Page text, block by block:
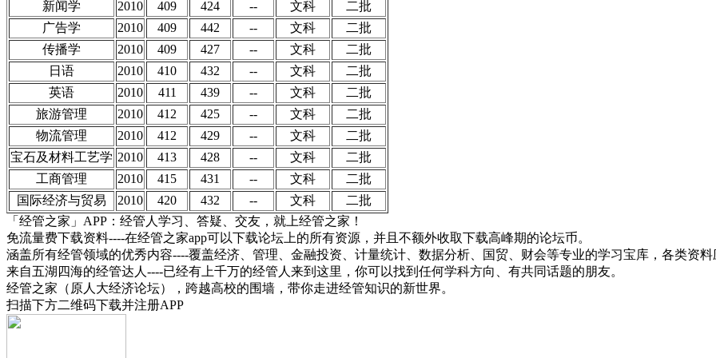
新闻学
2010 409 424 -- 文科
二批
广告学
2010 409 442 -- 文科
二批
传播学
2010 409 427 -- 文科
二批
日语
2010 410 432 -- 文科
二批
英语
2010 411 439 -- 文科
二批
旅游管理
2010 412 425 -- 文科
二批
物流管理
2010 412 429 -- 文科
二批
宝石及材料工艺学 2010 413 428 -- 文科
二批
工商管理
2010 415 431 -- 文科
二批
国际经济与贸易
2010 420 432 -- 文科
二批
「经管之家」APP：经管人学习、答疑、交友，就上经管之家！
免流量费下载资料----在经管之家app可以下载论坛上的所有资源，并且不额外收取下载高峰期的论坛币。
涵盖所有经管领域的优秀内容----覆盖经济、管理、金融投资、计量统计、数据分析、国贸、财会等专业的学习宝库，各类资料
来自五湖四海的经管达人----已经有上千万的经管人来到这里，你可以找到任何学科方向、有共同话题的朋友。
经管之家（原人大经济论坛），跨越高校的围墙，带你走进经管知识的新世界。
扫描下方二维码下载并注册APP